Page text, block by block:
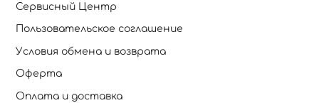
Сервисный Центр
Пользовательское соглашение
Условия обмена и возврата
Оферта
Оплата и доставка